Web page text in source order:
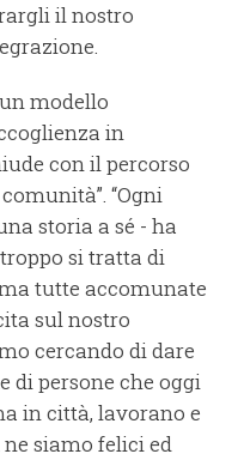
il nostro
modello
in
con il percorso
“Ogni
storia a sé - ha
si tratta di
tutte accomunate
sul nostro
cercando di dare
di persone che oggi
in città, lavorano e
siamo felici ed